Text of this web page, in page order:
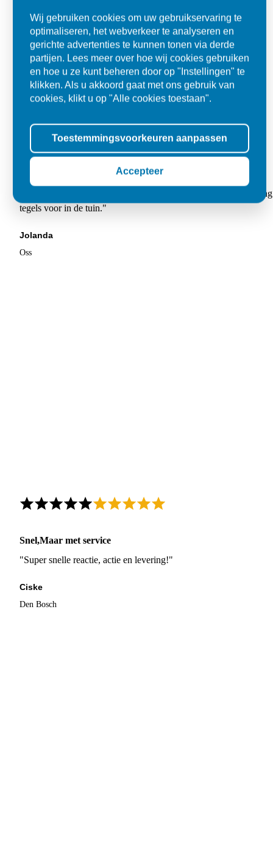
"Goed geholpen bij aankoop en zeer klantvriendelijk. De
tegels voor in de tuin."
Jolanda
Oss
Snel,Maar met service
"Super snelle reactie, actie en levering!"
Ciske
Den Bosch
Wij gebruiken cookies om uw gebruikservaring te
optimaliseren, het webverkeer te analyseren en
gerichte advertenties te kunnen tonen via derde
partijen. Lees meer over hoe wij cookies gebruiken
en hoe u ze kunt beheren door op "Instellingen" te
klikken. Als u akkoord gaat met ons gebruik van
cookies, klikt u op "Alle cookies toestaan".
Toestemmingsvoorkeuren aanpassen
Accepteer